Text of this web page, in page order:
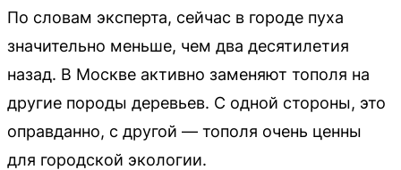
По словам эксперта, сейчас в городе пуха
значительно меньше, чем два десятилетия
назад. В Москве активно заменяют тополя на
другие породы деревьев. С одной стороны, это
оправданно, с другой — тополя очень ценны
для городской экологии.